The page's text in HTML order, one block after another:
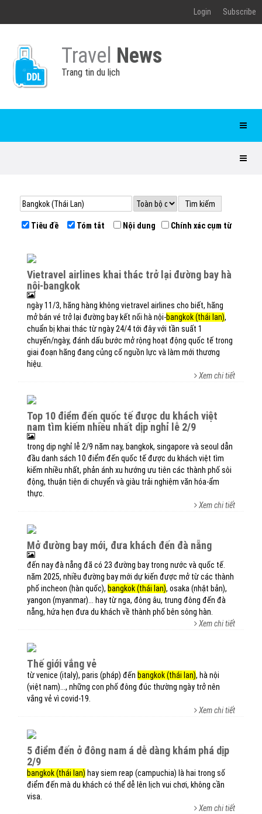
Login Subscribe
Travel News
Trang tin du lịch
Tiêu đề Tóm tắt Nội dung Chính xác cụm từ
vietravel airlines khai thác trở lại đường bay hà
nội-bangkok
ngày 11/3, hãng hàng không vietravel airlines cho biết, hãng
mở bán vé trở lại đường bay kết nối hà nội-bangkok (thái lan),
chuẩn bị khai thác từ ngày 24/4 tới đây với tần suất 1
chuyến/ngày, đánh dấu bước mở rộng hoạt động quốc tế trong
giai đoạn hãng đang củng cố nguồn lực và làm mới thương
hiệu.
Xem chi tiết
top 10 điểm đến quốc tế được du khách việt
nam tìm kiếm nhiều nhất dịp nghỉ lễ 2/9
trong dịp nghỉ lễ 2/9 năm nay, bangkok, singapore và seoul dẫn
đầu danh sách 10 điểm đến quốc tế được du khách việt tìm
kiếm nhiều nhất, phản ánh xu hướng ưu tiên các thành phố sôi
động, thuận tiện di chuyển và giàu trải nghiệm văn hóa-ẩm
thực.
Xem chi tiết
mở đường bay mới, đưa khách đến đà nẵng
đến nay đà nẵng đã có 23 đường bay trong nước và quốc tế.
năm 2025, nhiều đường bay mới dự kiến được mở từ các thành
phố incheon (hàn quốc), bangkok (thái lan), osaka (nhật bản),
yangon (myanmar)... hay từ nga, đông âu, trung đông đến đà
nẵng, hứa hẹn đưa du khách về thành phố bên sông hàn.
Xem chi tiết
thế giới vắng vẻ
từ venice (italy), paris (pháp) đến bangkok (thái lan), hà nội
(việt nam)..., những con phố đông đúc thường ngày trở nên
vắng vẻ vì covid-19.
Xem chi tiết
5 điểm đến ở đông nam á dễ dàng khám phá dịp
2/9
bangkok (thái lan) hay siem reap (campuchia) là hai trong số
điểm đến mà du khách có thể dễ lên lịch vui chơi, không cần
visa.
Xem chi tiết